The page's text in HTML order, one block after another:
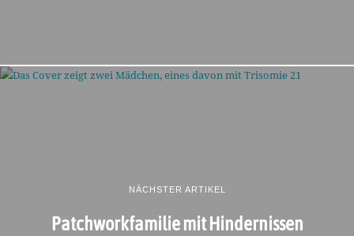
NÄCHSTER ARTIKEL
Patchworkfamilie mit Hindernissen